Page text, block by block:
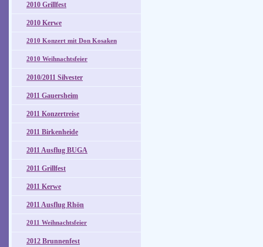
2010 Grillfest
2010 Kerwe
2010 Konzert mit Don Kosaken
2010 Weihnachtsfeier
2010/2011 Silvester
2011 Gauersheim
2011 Konzertreise
2011 Birkenheide
2011 Ausflug BUGA
2011 Grillfest
2011 Kerwe
2011 Ausflug Rhön
2011 Weihnachtsfeier
2012 Brunnenfest